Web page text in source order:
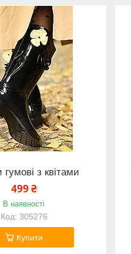
гумові з квітами
499 ₴
В наявності
305276
Купити